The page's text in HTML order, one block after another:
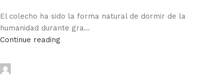
El colecho ha sido la forma natural de dormir de la
humanidad durante gra...
Continue reading